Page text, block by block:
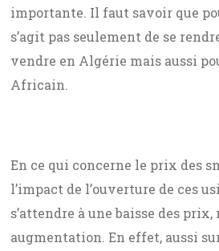
importante. Il faut savoir que
s’agit pas seulement de se
vendre en Algérie mais aussi
Africain.
En ce qui concerne le prix des
l’impact de l’ouverture de ces
s’attendre à une baisse des prix,
augmentation. En effet, aussi